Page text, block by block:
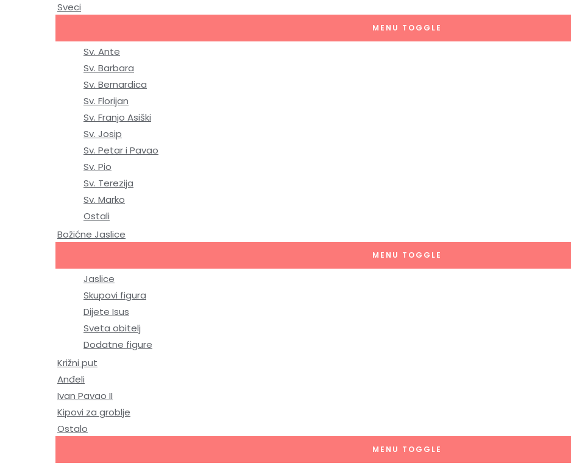
Sveci
MENU TOGGLE
Sv. Ante
Sv. Barbara
Sv. Bernardica
Sv. Florijan
Sv. Franjo Asiški
Sv. Josip
Sv. Petar i Pavao
Sv. Pio
Sv. Terezija
Sv. Marko
Ostali
Božićne Jaslice
MENU TOGGLE
Jaslice
Skupovi figura
Dijete Isus
Sveta obitelj
Dodatne figure
Križni put
Anđeli
Ivan Pavao II
Kipovi za groblje
Ostalo
MENU TOGGLE